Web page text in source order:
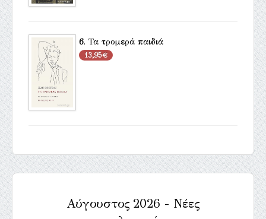
6. Τα τρομερά παιδιά
13,95€
Αύγουστος 2026 - Νέες